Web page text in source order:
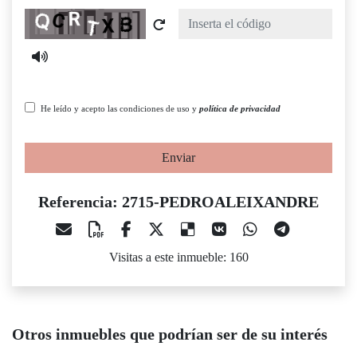
Captcha
He leído y acepto las condiciones de uso y política de privacidad
Enviar
Referencia: 2715-PEDROALEIXANDRE
Visitas a este inmueble: 160
Otros inmuebles que podrían ser de su interés